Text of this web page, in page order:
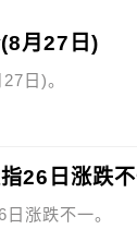
月27日)
日)。
26日涨跌
涨跌不一。